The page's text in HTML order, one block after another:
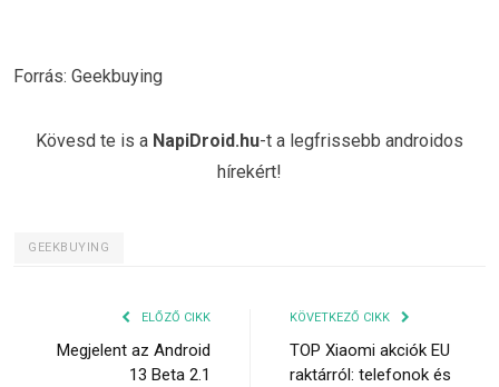
Forrás: Geekbuying
Kövesd te is a NapiDroid.hu-t a legfrissebb androidos
hírekért!
GEEKBUYING
ELŐZŐ CIKK
Megjelent az Android
13 Beta 2.1
KÖVETKEZŐ CIKK
TOP Xiaomi akciók EU
raktárról: telefonok és